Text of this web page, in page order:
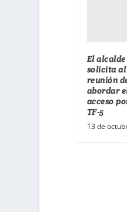
El
solicita
reunión
abordar
acceso
TF-5
13 de